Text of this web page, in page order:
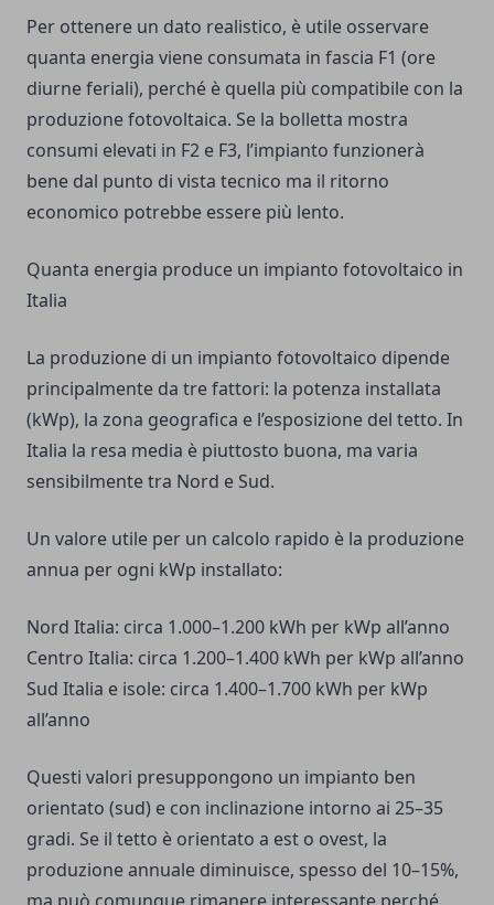
Per ottenere un dato realistico, è utile osservare
quanta energia viene consumata in fascia F1 (ore
diurne feriali), perché è quella più compatibile con la
produzione fotovoltaica. Se la bolletta mostra
consumi elevati in F2 e F3, l’impianto funzionerà
bene dal punto di vista tecnico ma il ritorno
economico potrebbe essere più lento.
Quanta energia produce un impianto fotovoltaico in
Italia
La produzione di un impianto fotovoltaico dipende
principalmente da tre fattori: la potenza installata
(kWp), la zona geografica e l’esposizione del tetto. In
Italia la resa media è piuttosto buona, ma varia
sensibilmente tra Nord e Sud.
Un valore utile per un calcolo rapido è la produzione
annua per ogni kWp installato:
Nord Italia: circa 1.000–1.200 kWh per kWp all’anno
Centro Italia: circa 1.200–1.400 kWh per kWp all’anno
Sud Italia e isole: circa 1.400–1.700 kWh per kWp
all’anno
Questi valori presuppongono un impianto ben
orientato (sud) e con inclinazione intorno ai 25–35
gradi. Se il tetto è orientato a est o ovest, la
produzione annuale diminuisce, spesso del 10–15%,